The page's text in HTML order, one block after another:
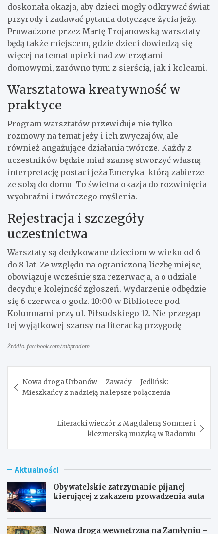
doskonała okazja, aby dzieci mogły odkrywać świat
przyrody i zadawać pytania dotyczące życia jeży.
Prowadzone przez Martę Trojanowską warsztaty
będą także miejscem, gdzie dzieci dowiedzą się
więcej na temat opieki nad zwierzętami
domowymi, zarówno tymi z sierścią, jak i kolcami.
Warsztatowa kreatywność w
praktyce
Program warsztatów przewiduje nie tylko
rozmowy na temat jeży i ich zwyczajów, ale
również angażujące działania twórcze. Każdy z
uczestników będzie miał szansę stworzyć własną
interpretację postaci jeża Emeryka, którą zabierze
ze sobą do domu. To świetna okazja do rozwinięcia
wyobraźni i twórczego myślenia.
Rejestracja i szczegóły
uczestnictwa
Warsztaty są dedykowane dzieciom w wieku od 6
do 8 lat. Ze względu na ograniczoną liczbę miejsc,
obowiązuje wcześniejsza rezerwacja, a o udziale
decyduje kolejność zgłoszeń. Wydarzenie odbędzie
się 6 czerwca o godz. 10:00 w Bibliotece pod
Kolumnami przy ul. Piłsudskiego 12. Nie przegap
tej wyjątkowej szansy na literacką przygodę!
Źródło: facebook.com/mbpradom
wpisu
Nowa droga Urbanów – Zawady – Jedlińsk:
Mieszkańcy z nadzieją na lepsze połączenia
Literacki wieczór z Magdaleną Sommer i
klezmerską muzyką w Radomiu
Aktualności
Obywatelskie zatrzymanie pijanej
kierującej z zakazem prowadzenia auta
Nowa droga wewnętrzna na Zamłyniu –